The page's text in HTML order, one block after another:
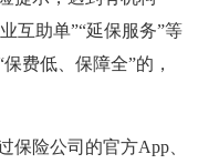
互助单”“延保服务”等
费低、保障全”的，
险公司的官方App、